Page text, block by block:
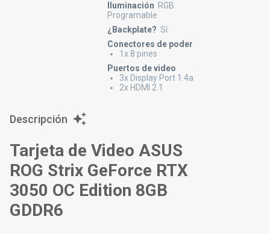
Iluminación RGB
Programable
¿Backplate? Sí
Conectores de poder
1x 8 pines
Puertos de video
3x Display Port 1.4a
2x HDMI 2.1
Descripción
Tarjeta de Video ASUS
ROG Strix GeForce RTX
3050 OC Edition 8GB
GDDR6